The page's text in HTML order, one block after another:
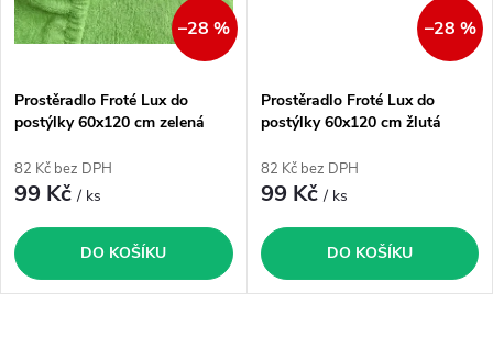
–28 %
Prostěradlo Froté Lux do
postýlky 60x120 cm zelená
82 Kč bez DPH
99 Kč/ ks
DO KOŠÍKU
–28 %
Prostěradlo Froté Lux do
postýlky 60x120 cm žlutá
82 Kč bez DPH
99 Kč/ ks
DO KOŠÍKU